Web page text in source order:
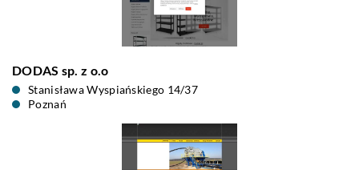
DODAS sp. z o.o
Stanisława Wyspiańskiego 14/37
Poznań